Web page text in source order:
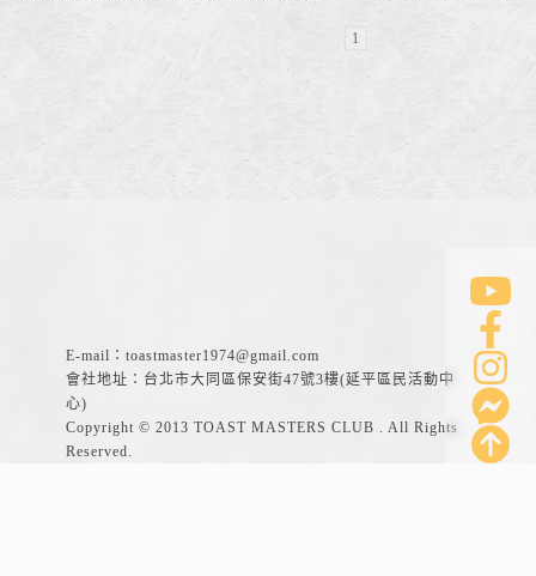
1
E-mail： toastmaster1974@gmail.com
會社地址：台北市大同區保安街47號3樓(延平區民活動中
心)
Copyright © 2013 TOAST MASTERS CLUB . All Rights
Reserved.